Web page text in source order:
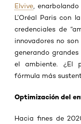
Elvive,
L’Oréal Paris con
credenciales de
innovadores no
generando
el ambiente. ¿El
fórmula más
Optimización del
Hacia fines de